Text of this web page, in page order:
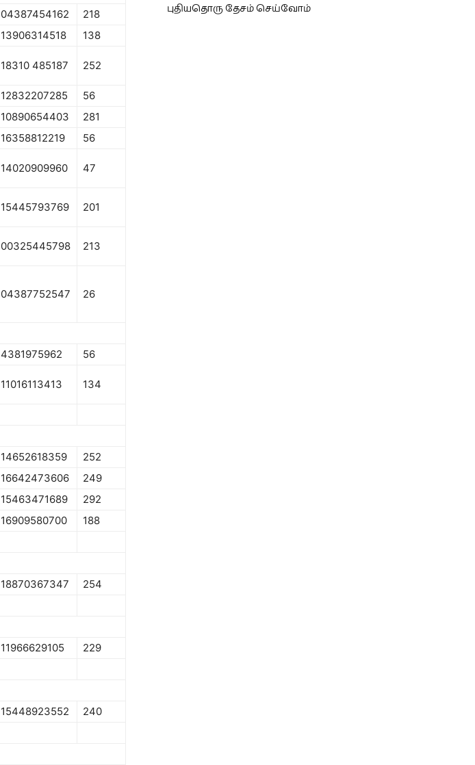
04387454162
218
13906314518 138
18310 485187 252
12832207285
56
10890654403
281
16358812219
56
14020909960 47
15445793769 201
00325445798 213
04387752547 26
4381975962 56
11016113413 134
14652618359
252
16642473606
249
15463471689
292
16909580700 188
18870367347 254
11966629105 229
15448923552 240
புதியதொரு தேசம் செய்வோம்